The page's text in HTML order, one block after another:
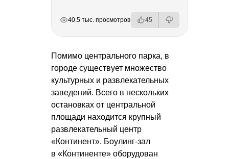
40.5 тыс. просмотров 45
Помимо центрального парка, в
городе существует множество
культурных и развлекательных
заведений. Всего в нескольких
остановках от центральной
площади находится крупный
развлекательный центр
«Континент». Боулинг-зал
в «Континенте» оборудован